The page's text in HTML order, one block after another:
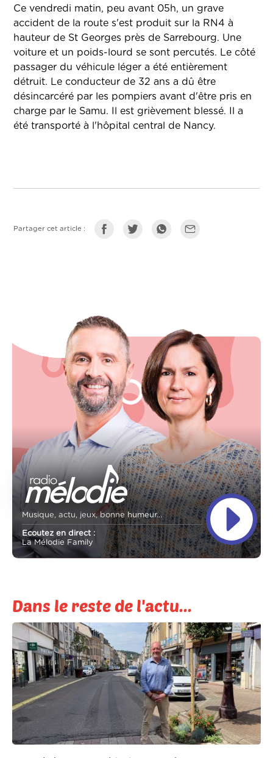
Ce vendredi matin, peu avant 05h, un grave
accident de la route s'est produit sur la RN4 à
hauteur de St Georges près de Sarrebourg. Une
voiture et un poids-lourd se sont percutés. Le côté
passager du véhicule léger a été entièrement
détruit. Le conducteur de 32 ans a dû être
désincarcéré par les pompiers avant d'être pris en
charge par le Samu. Il est grièvement blessé. Il a
été transporté à l'hôpital central de Nancy.
Partager cet article :
Musique, actu, jeux, bonne humeur...
Ecoutez en direct :
La Mélodie Family
Dans le reste de l'actu...